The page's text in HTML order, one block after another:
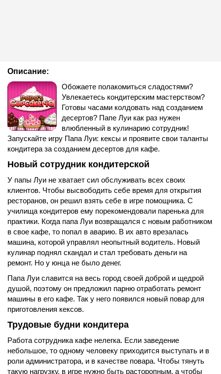
Описание:
Обожаете полакомиться сладостями?
Увлекаетесь кондитерским мастерством?
Готовы часами колдовать над созданием
десертов? Папе Луи как раз нужен
влюбленный в кулинарию сотрудник!
Запускайте игру Папа Луи: кексы и проявите свои таланты
кондитера за созданием десертов для кафе.
Новый сотрудник кондитерской
У папы Луи не хватает сил обслуживать всех своих
клиентов. Чтобы высвободить себе время для открытия
ресторанов, он решил взять себе в игре помощника. С
училища кондитеров ему порекомендовали паренька для
практики. Когда папа Луи возвращался с новым работником
в свое кафе, то попал в аварию. В их авто врезалась
машина, которой управлял неопытный водитель. Новый
кулинар поднял скандал и стал требовать деньги на
ремонт. Но у юнца не было денег.
Папа Луи славится на весь город своей доброй и щедрой
душой, поэтому он предложил парню отработать ремонт
машины в его кафе. Так у него появился новый повар для
приготовления кексов.
Трудовые будни кондитера
Работа сотрудника кафе нелегка. Если заведение
небольшое, то одному человеку приходится выступать и в
роли администратора, и в качестве повара. Чтобы тянуть
такую нагрузку, в игре нужно быть расторопным, а чтобы